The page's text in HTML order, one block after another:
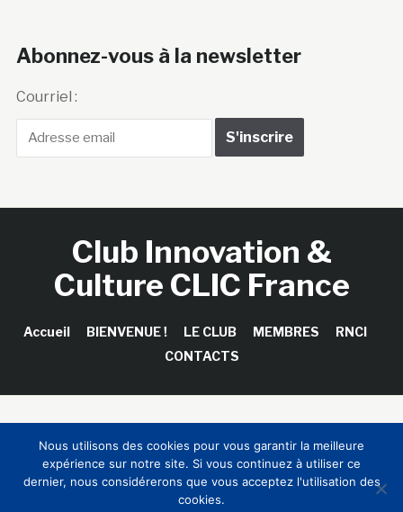
Abonnez-vous à la newsletter
Courriel :
Club Innovation &
Culture CLIC France
Accueil BIENVENUE ! LE CLUB MEMBRES
RNCI
CONTACTS
Sinapses Conseils
Nous utilisons des cookies pour vous garantir la meilleure
expérience sur notre site. Si vous continuez à utiliser ce
dernier, nous considérerons que vous acceptez l'utilisation des
cookies.